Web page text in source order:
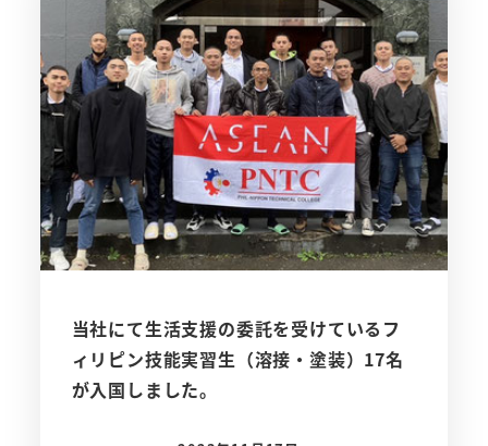
当社にて生活支援の委託を受けているフ
ィリピン技能実習生（溶接・塗装）17名
が入国しました。